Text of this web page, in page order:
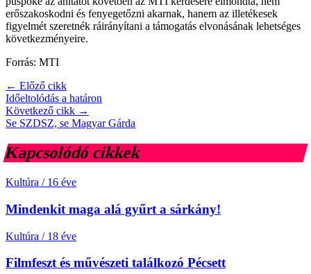
erőszakoskodni és fenyegetőzni akarnak, hanem az illetékesek
figyelmét szeretnék ráirányítani a támogatás elvonásának lehetséges
következményeire.
Forrás: MTI
← Előző cikk
Időeltolódás a határon
Következő cikk →
Se SZDSZ, se Magyar Gárda
Kapcsolódó cikkek
Kultúra / 16 éve
Mindenkit maga alá gyűrt a sárkány!
Kultúra / 18 éve
Filmfeszt és művészeti találkozó Pécsett